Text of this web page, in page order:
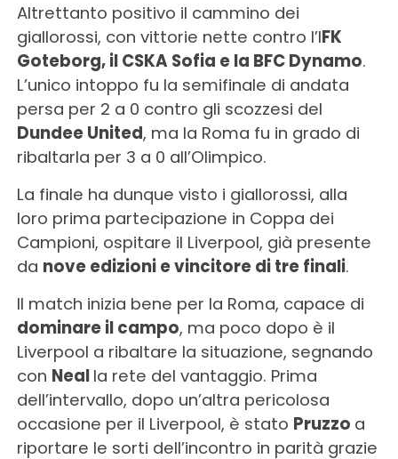
Altrettanto positivo il cammino dei
giallorossi, con vittorie nette contro l’IFK
Goteborg, il CSKA Sofia e la BFC Dynamo.
L’unico intoppo fu la semifinale di andata
persa per 2 a 0 contro gli scozzesi del
Dundee United, ma la Roma fu in grado di
ribaltarla per 3 a 0 all’Olimpico.
La finale ha dunque visto i giallorossi, alla
loro prima partecipazione in Coppa dei
Campioni, ospitare il Liverpool, già presente
da nove edizioni e vincitore di tre finali.
Il match inizia bene per la Roma, capace di
dominare il campo, ma poco dopo è il
Liverpool a ribaltare la situazione, segnando
con Neal la rete del vantaggio. Prima
dell’intervallo, dopo un’altra pericolosa
occasione per il Liverpool, è stato Pruzzo a
riportare le sorti dell’incontro in parità grazie